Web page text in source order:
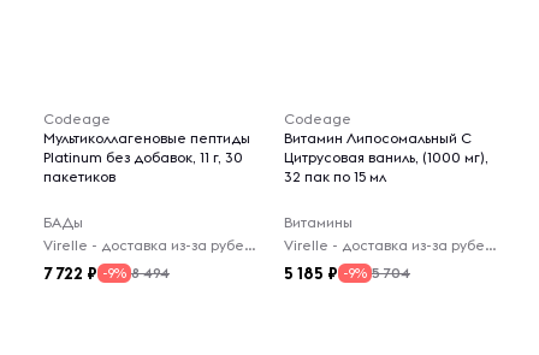
Codeage
Мультиколлагеновые пептиды
Platinum без добавок, 11 г, 30
пакетиков
БАДы
Virelle - доставка из-за рубежа
7 722 -9% 8 494
Codeage
Витамин Липосомальный C
Цитрусовая ваниль, (1000 мг),
32 пак по 15 мл
Витамины
Virelle - доставка из-за рубежа
5 185 -9% 5 704